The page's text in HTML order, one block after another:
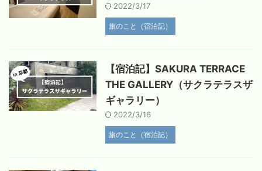
2022/3/17
旅のこと（宿泊記）
【宿泊記】SAKURA TERRACE
THE GALLERY（サクラテラスザ
ギャラリー）
2022/3/16
旅のこと（宿泊記）